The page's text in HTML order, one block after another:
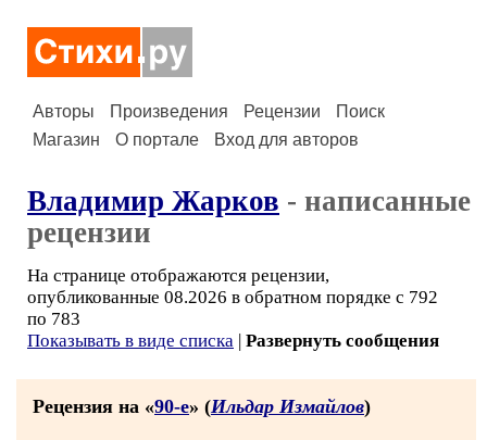
Авторы Произведения Рецензии
Поиск
Магазин
О портале Вход для авторов
Владимир Жарков - написанные
рецензии
На странице отображаются рецензии,
опубликованные 08.2026 в обратном порядке с 792
по 783
Показывать в виде списка | Развернуть сообщения
Рецензия на «90-е» (Ильдар Измайлов)